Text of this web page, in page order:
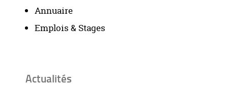
Annuaire
Emplois & Stages
Actualités